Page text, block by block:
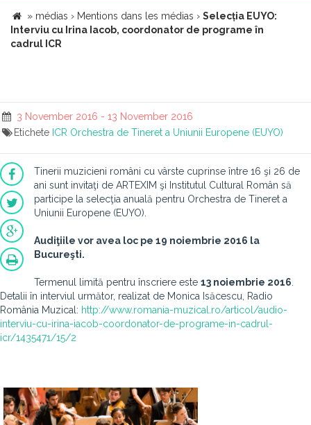
» médias › Mentions dans les médias › Selecția EUYO:
Interviu cu Irina Iacob, coordonator de programe în
cadrul ICR
3 November 2016 - 13 November 2016
Etichete ICR Orchestra de Tineret a Uniunii Europene (EUYO)
Tinerii muzicieni români cu vârste cuprinse între 16 şi 26 de
ani sunt invitaţi de ARTEXIM şi Institutul Cultural Român să
participe la selecţia anuală pentru Orchestra de Tineret a
Uniunii Europene (EUYO).
Audiţiile vor avea loc pe 19 noiembrie 2016 la
Bucureşti.
Termenul limită pentru înscriere este 13 noiembrie 2016
Detalii în interviul următor, realizat de Monica Isăcescu, Radio
România Muzical: http://www.romania-muzical.ro/articol/audio-
interviu-cu-irina-iacob-coordonator-de-programe-in-cadrul-
icr/1435471/15/2